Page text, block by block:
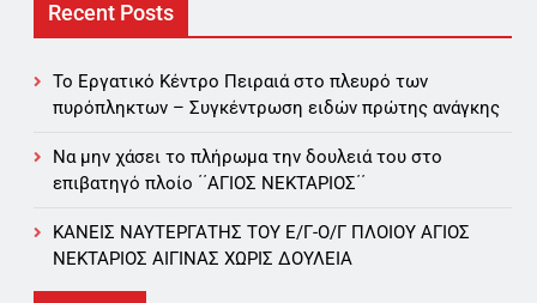
Recent Posts
Το Εργατικό Κέντρο Πειραιά στο πλευρό των
πυρόπληκτων – Συγκέντρωση ειδών πρώτης ανάγκης
Να μην χάσει το πλήρωμα την δουλειά του στο
επιβατηγό πλοίο ΄΄ΑΓΙΟΣ ΝΕΚΤΑΡΙΟΣ΄΄
ΚΑΝΕΙΣ ΝΑΥΤΕΡΓΑΤΗΣ TOY Ε/Γ-Ο/Γ ΠΛΟΙΟY ΑΓΙΟΣ
ΝΕΚΤΑΡΙΟΣ ΑΙΓΙΝΑΣ ΧΩΡΙΣ ΔΟΥΛΕΙΑ